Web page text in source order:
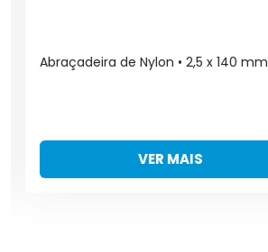
Abraçadeira de Nylon • 2,5 x 140 mm
VER MAIS